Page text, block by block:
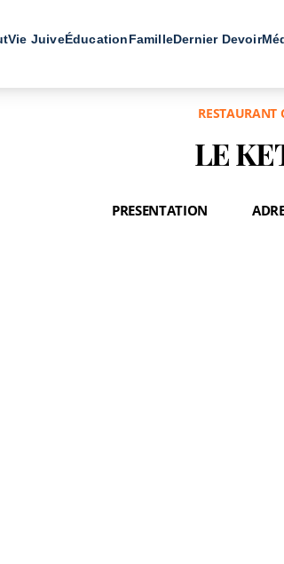
Vie JuiveÉducationFamilleDernier Devoir
RESTAURANT
LE
PRESENTATION